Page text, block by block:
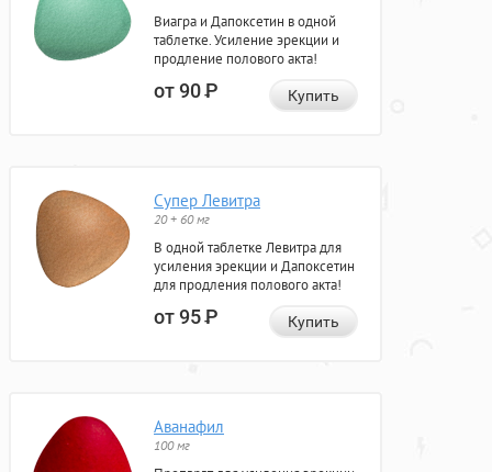
Виагра и Дапоксетин в одной
таблетке. Усиление эрекции и
продление полового акта!
от 90Р Купить
Супер Левитра
20 + 60 мг
В одной таблетке Левитра для
усиления эрекции и Дапоксетин
для продления полового акта!
от 95Р Купить
Аванафил
100 мг